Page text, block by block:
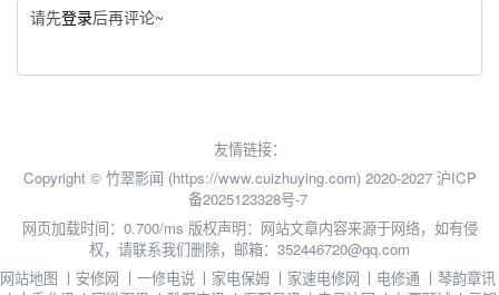
请先登录后再评论~
友情链接：
Copyright © 竹翠影闻 (https://www.cuizhuying.com) 2020-2027 沪ICP
备2025123328号-7
网页加载时间：0.700/ms 版权声明：网站文章内容来源于网络，如有侵
权，请联系我们删除，邮箱：352446720@qq.com
网站地图 丨 安修网 丨 一修电说 丨 家电保姆 丨 家速电修网 丨 电修通 丨琴韵章讯